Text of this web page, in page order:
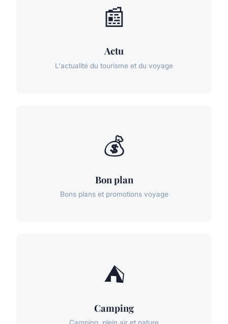
📰
Actu
L'actualité du tourisme et du voyage
💰
Bon plan
Bons plans et promotions voyage
⛺
Camping